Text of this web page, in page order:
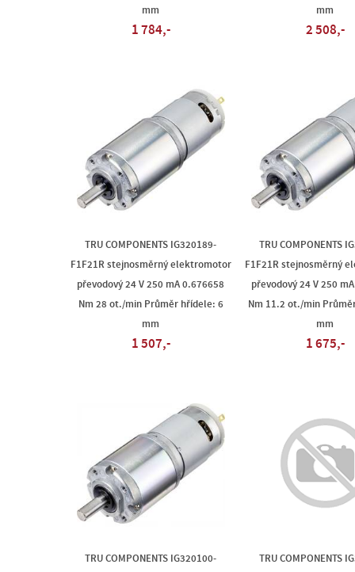
mm
1 784,-
mm
2 508,-
TRU COMPONENTS IG320189-
F1F21R stejnosměrný elektromotor
převodový 24 V 250 mA 0.676658
Nm 28 ot./min Průměr hřídele: 6
mm
1 507,-
TRU COMPONENTS
F1F21R stejnosměrný
převodový 24 V 250
Nm 11.2 ot./min
mm
1 675,-
TRU COMPONENTS IG320100-
TRU COMPONENTS